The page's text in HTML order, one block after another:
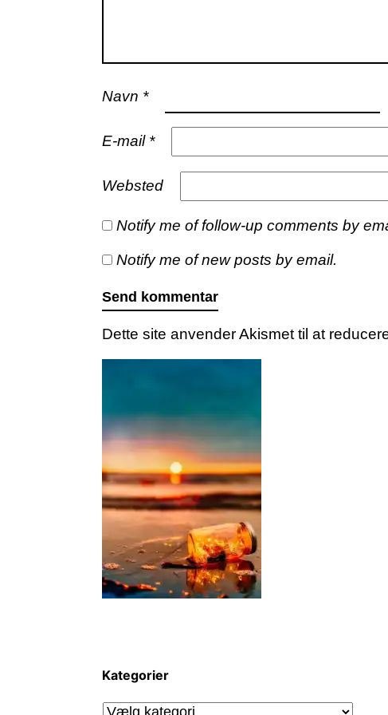
Navn *
E-mail *
Websted
Notify me of follow-up comments by
Notify me of new posts by email.
Dette site anvender Akismet til at
Kategorier
Kategorier